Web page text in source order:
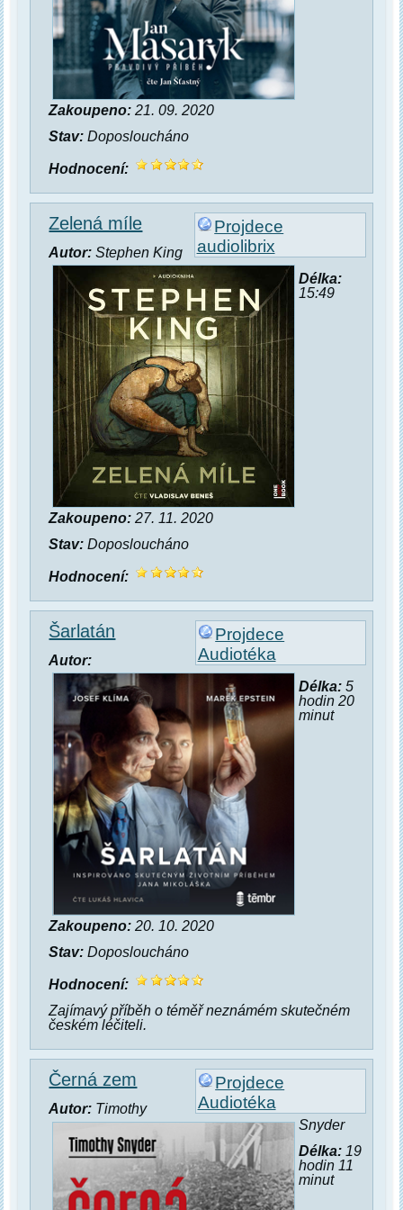
Zakoupeno: 21. 09. 2020
Stav: Doposloucháno
Hodnocení:
Projdece
audiolibrix
Zelená míle
Autor: Stephen King
Délka:
15:49
Zakoupeno: 27. 11. 2020
Stav: Doposloucháno
Hodnocení:
Projdece
Audiotéka
Šarlatán
Autor:
Délka:5
hodin 20
minut
Zakoupeno: 20. 10. 2020
Stav: Doposloucháno
Hodnocení:
Zajímavý příběh o téměř neznámém skutečném
českém léčiteli.
Projdece
Audiotéka
Černá zem
Autor: Timothy
Snyder
Délka:19
hodin 11
minut